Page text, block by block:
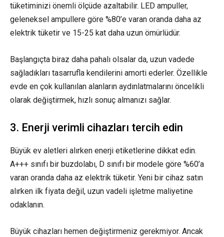
tüketiminizi önemli ölçüde azaltabilir. LED ampuller,
geleneksel ampullere göre %80’e varan oranda daha az
elektrik tüketir ve 15-25 kat daha uzun ömürlüdür.
Başlangıçta biraz daha pahalı olsalar da, uzun vadede
sağladıkları tasarrufla kendilerini amorti ederler. Özellikle
evde en çok kullanılan alanların aydınlatmalarını öncelikli
olarak değiştirmek, hızlı sonuç almanızı sağlar.
3. Enerji verimli cihazları tercih edin
Büyük ev aletleri alırken enerji etiketlerine dikkat edin.
A+++ sınıfı bir buzdolabı, D sınıfı bir modele göre %60’a
varan oranda daha az elektrik tüketir. Yeni bir cihaz satın
alırken ilk fiyata değil, uzun vadeli işletme maliyetine
odaklanın.
Büyük cihazları hemen değiştirmeniz gerekmiyor. Ancak